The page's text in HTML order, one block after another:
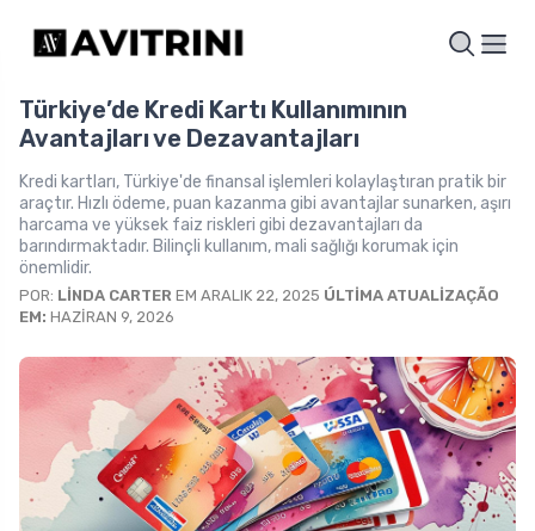
Türkiye’de Kredi Kartı Kullanımının
Avantajları ve Dezavantajları
Kredi kartları, Türkiye'de finansal işlemleri kolaylaştıran pratik bir
araçtır. Hızlı ödeme, puan kazanma gibi avantajlar sunarken, aşırı
harcama ve yüksek faiz riskleri gibi dezavantajları da
barındırmaktadır. Bilinçli kullanım, mali sağlığı korumak için
önemlidir.
POR: LINDA CARTER EM ARALIK 22, 2025 ÚLTIMA ATUALIZAÇÃO
EM: HAZIRAN 9, 2026